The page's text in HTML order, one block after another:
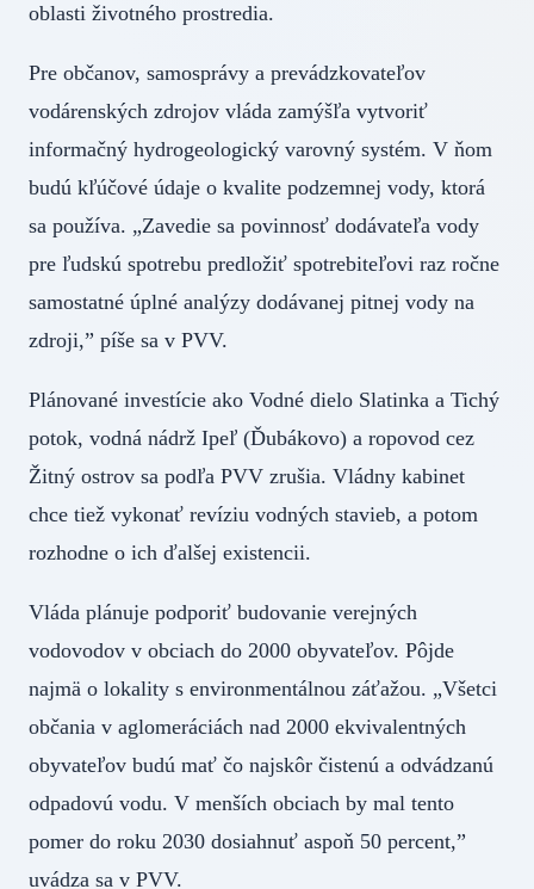
oblasti životného prostredia.
Pre občanov, samosprávy a prevádzkovateľov
vodárenských zdrojov vláda zamýšľa vytvoriť
informačný hydrogeologický varovný systém. V ňom
budú kľúčové údaje o kvalite podzemnej vody, ktorá
sa používa. „Zavedie sa povinnosť dodávateľa vody
pre ľudskú spotrebu predložiť spotrebiteľovi raz ročne
samostatné úplné analýzy dodávanej pitnej vody na
zdroji,” píše sa v PVV.
Plánované investície ako Vodné dielo Slatinka a Tichý
potok, vodná nádrž Ipeľ (Ďubákovo) a ropovod cez
Žitný ostrov sa podľa PVV zrušia. Vládny kabinet
chce tiež vykonať revíziu vodných stavieb, a potom
rozhodne o ich ďalšej existencii.
Vláda plánuje podporiť budovanie verejných
vodovodov v obciach do 2000 obyvateľov. Pôjde
najmä o lokality s environmentálnou záťažou. „Všetci
občania v aglomeráciách nad 2000 ekvivalentných
obyvateľov budú mať čo najskôr čistenú a odvádzanú
odpadovú vodu. V menších obciach by mal tento
pomer do roku 2030 dosiahnuť aspoň 50 percent,”
uvádza sa v PVV.